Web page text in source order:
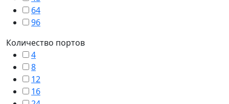
64
96
Количество портов
4
8
12
16